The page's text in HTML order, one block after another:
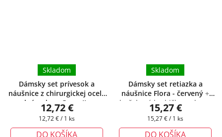
Dámsky set prívesok a
náušnice z chirurgickej ocele
plné srdce - Gwen II.
darčeková krabička zadarmo
Skladom
12,72 €
Jednotková
cena:
12,72 € / 1 ks
DO KOŠÍKA
Dámsky set retiazka a
náušnice Flora - červený +
darčeková krabička zadarmo
Skladom
15,27 €
Jednotková
cena:
15,27 € / 1 ks
DO KOŠÍKA